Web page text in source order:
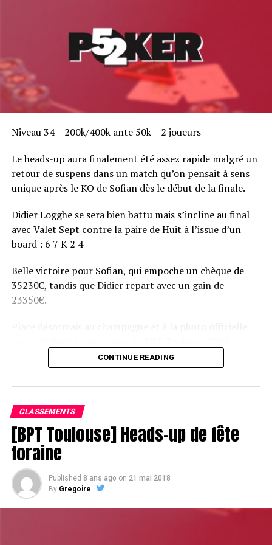
La Maison du Bluff bat tous les records d'audience
Phil Hellmuth en froid avec son sponsor UB ?
Niveau 34 – 200k/400k ante 50k – 2 joueurs
Le heads-up aura finalement été assez rapide malgré un
retour de suspens dans un match qu’on pensait à sens
unique après le KO de Sofian dès le début de la finale.
Didier Logghe se sera bien battu mais s’incline au final
avec Valet Sept contre la paire de Huit à l’issue d’un
board : 6 7 K 2 4
Belle victoire pour Sofian, qui empoche un chèque de
35230€, tandis que Didier repart avec un gain de
23350€.
CONTINUE READING
CLASSEMENTS
[BPT Toulouse] Heads-up de fête
foraine
Published 8 ans ago on 21 mai 2018
By Gregoire